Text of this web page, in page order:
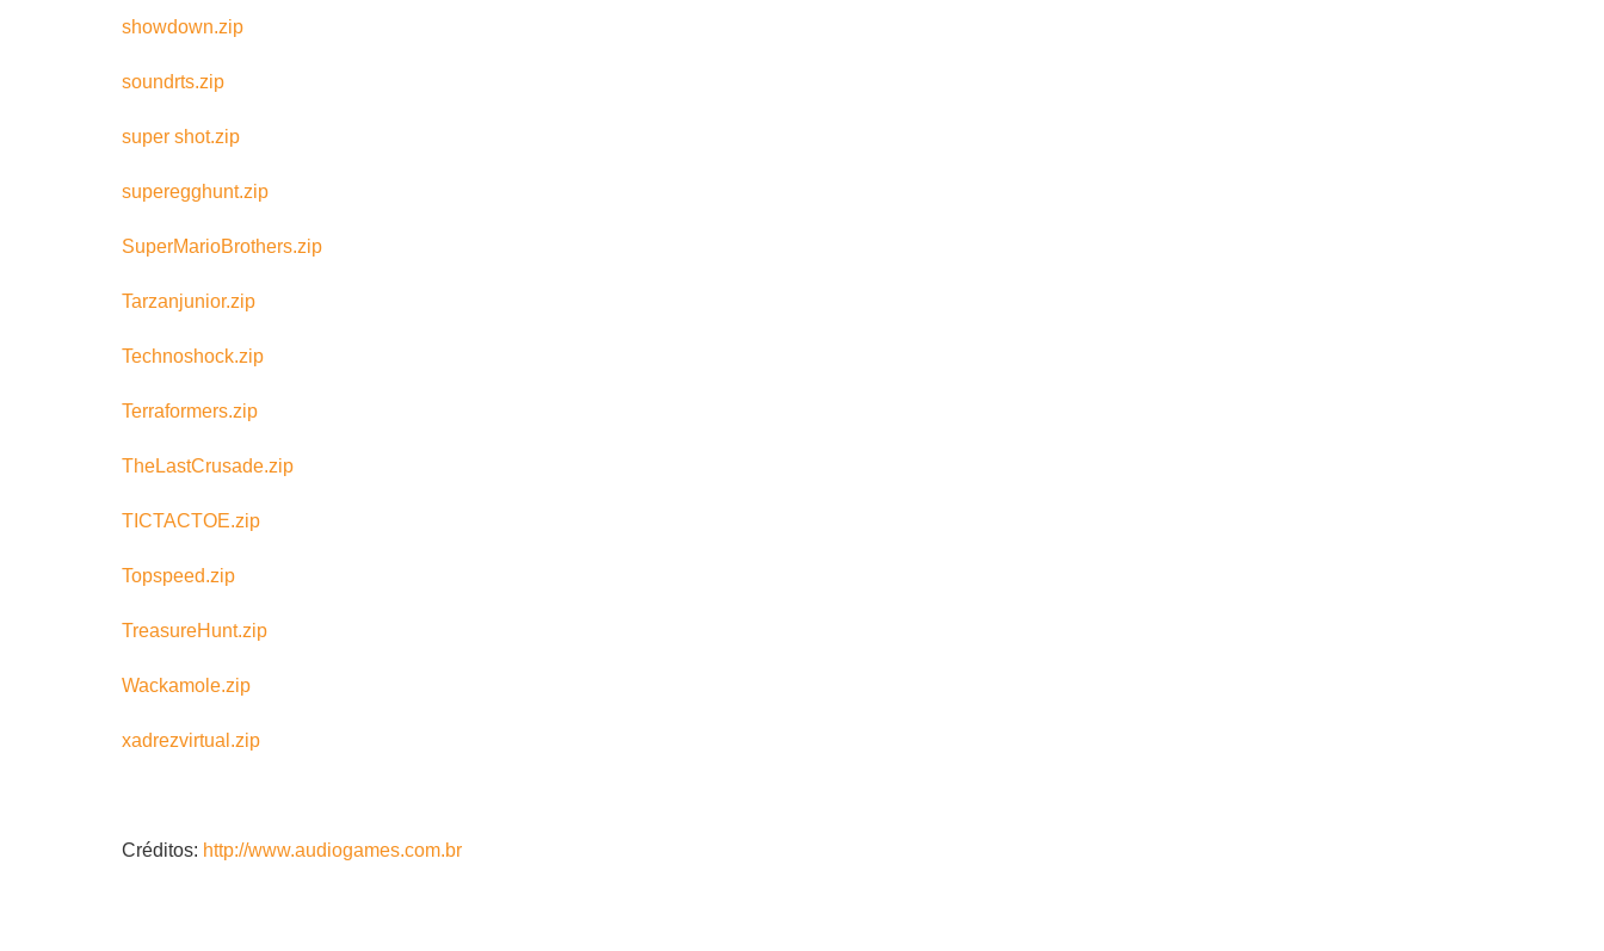
showdown.zip
soundrts.zip
super shot.zip
superegghunt.zip
SuperMarioBrothers.zip
Tarzanjunior.zip
Technoshock.zip
Terraformers.zip
TheLastCrusade.zip
TICTACTOE.zip
Topspeed.zip
TreasureHunt.zip
Wackamole.zip
xadrezvirtual.zip
Créditos: http://www.audiogames.com.br